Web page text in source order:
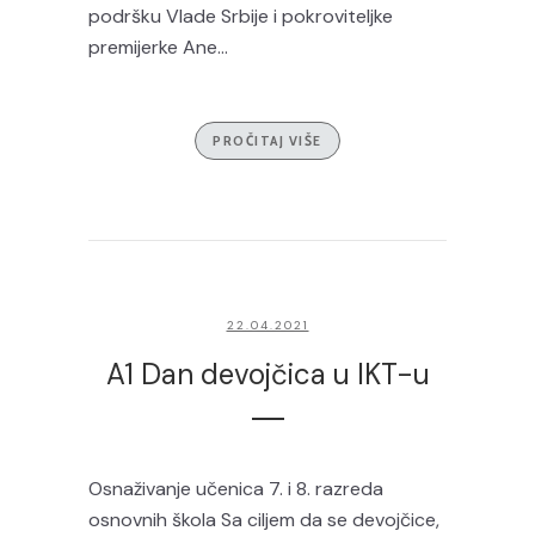
podršku Vlade Srbije i pokroviteljke
premijerke Ane...
PROČITAJ VIŠE
22.04.2021
A1 Dan devojčica u IKT-u
Osnaživanje učenica 7. i 8. razreda
osnovnih škola Sa ciljem da se devojčice,